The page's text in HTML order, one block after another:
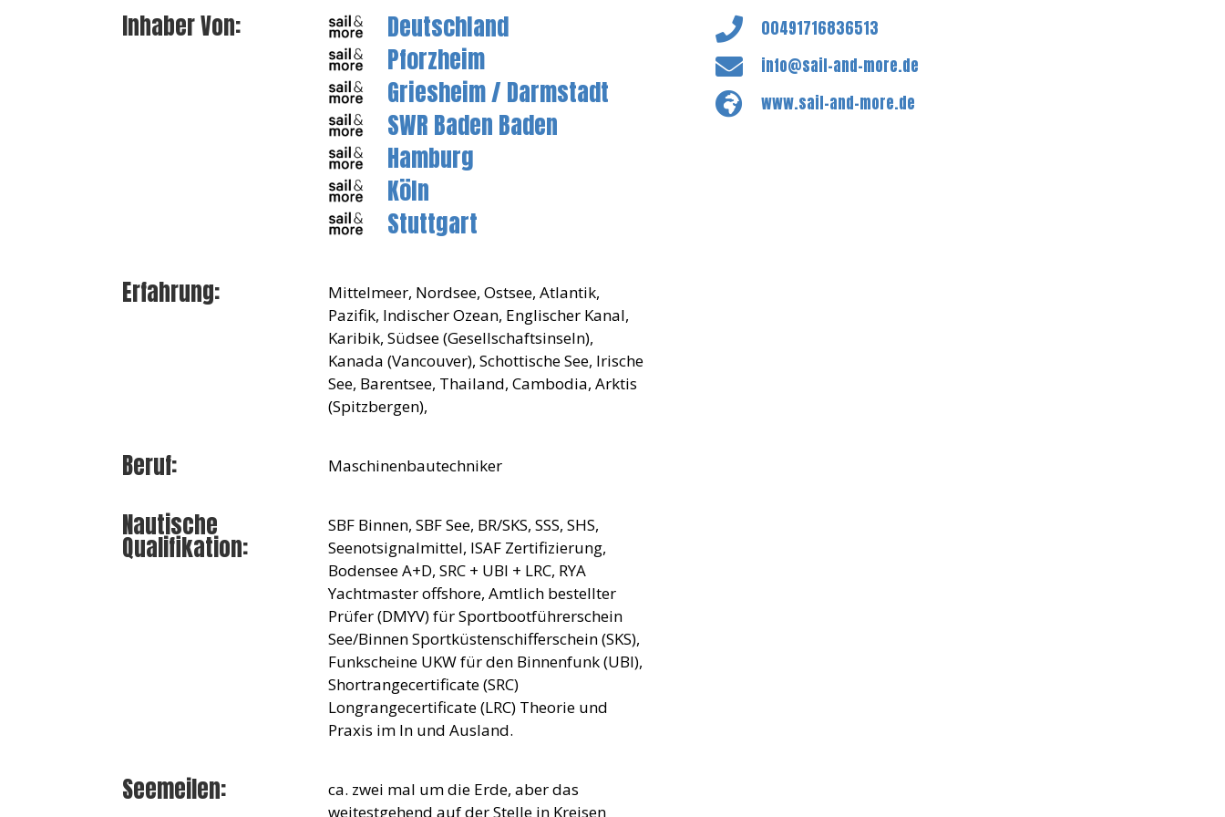
Inhaber Von:
Deutschland
Pforzheim
Griesheim / Darmstadt
SWR Baden Baden
Hamburg
Köln
Stuttgart
Erfahrung:
Mittelmeer, Nordsee, Ostsee, Atlantik,
Pazifik, Indischer Ozean, Englischer Kanal,
Karibik, Südsee (Gesellschaftsinseln),
Kanada (Vancouver), Schottische See, Irische
See, Barentsee, Thailand, Cambodia, Arktis
(Spitzbergen),
Beruf: Maschinenbautechniker
Nautische
Qualifikation:
SBF Binnen, SBF See, BR/SKS, SSS, SHS,
Seenotsignalmittel, ISAF Zertifizierung,
Bodensee A+D, SRC + UBI + LRC, RYA
Yachtmaster offshore, Amtlich bestellter
Prüfer (DMYV) für Sportbootführerschein
See/Binnen Sportküstenschifferschein (SKS),
Funkscheine UKW für den Binnenfunk (UBI),
Shortrangecertificate (SRC)
Longrangecertificate (LRC) Theorie und
Praxis im In und Ausland.
Seemeilen:
ca. zwei mal um die Erde, aber das
weitestgehend auf der Stelle in Kreisen
00491716836513
info@sail-and-more.de
www.sail-and-more.de